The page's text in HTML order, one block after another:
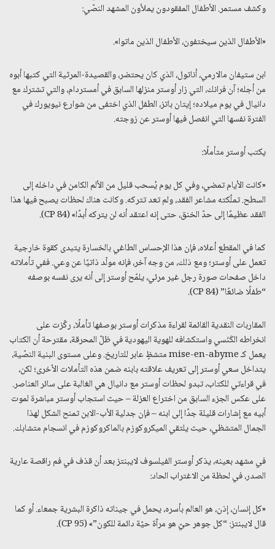
وكشف مستمر. الأطفال المفقودون يملأون المشهد النصّي:
«الأطفال الذين سيختفون، الأطفال الذين ماتوا».
ابن ستيفان مالارمي، أناتول، الذي كان يحتضر، والقصيدة-المرثية التي كتبها أبوه
من أجله؛ آن فرانك، التي زار أوستر منزلها السابق في أمستردام، والتي تشترك مع
دانيال في يوم ميلاده؛ إيتان باتز، الطفل الذي اختفى من شوارع نيويورك في
الفترة نفسها التي انفصل فيها أوستر عن زوجته.
يكتب أوستر متأملًا:
«كانت الأيام تمضي، وفي كل يوم يُسحب قليل من الألم الكامن في داخله إلى
السطح. تملّكته مشاعر الفقد، ولم تعد تتركه. وكانت هناك لحظات يصبح فيها هذا
الفقد عظيمًا إلى حدّ الخنق، حتى إنه اعتقد أنه لن يتركه أبدًا» (CP 84).
كما في المقطع أعلاه، فإن هذا الإحساس الطاغي بالخسارة يتبدى كقوة خارجية
تعمل على أوستر؛ ومع ذلك، من وجه آخر، فإنه مولّد ذاتيًا عن وعي. ففي تأملاته
داخل صفحات صورة رجل غير مرئي، يلمّح أوستر إلى أنه يرى نفسه بوصفه
“طفلًا ضائعًا” (CP 84).
المقاربات النقدية القائمة لقراءة مذكرات أوستر بوصفها تأملًا، ركّزت على
انخراطه الكَنَسي واستكشافه للهوية اليهودية في ظلّ المحرقة، مقترحة أن الكتاب
يعمل كـ mise-en-abyme متشظٍ عابر للتاريخ. وعلى مستوى البنية النصّية،
يتداخل سعي أوستر إلى تعريف علاقته بابنه ضمن هذه التأملات الأخرى؛ لكن،
في قراءتي للكتاب، تبدو لحظات أوستر مع دانيال هي الغالبة على سائر العناصر.
على عكس الجزء السابق من اختراع العزلة – حيث استجاب أوستر مباشرة لموت
أبيه مع إشارات قليلة جدًا إلى ابنه – فإن جدلية الأب-الابن تمنح الشكل لهذا
الجمال المتشظي، حيث يلتقي الميكروكوزم بالماكروكوزم في انسجام متشابك.
في مشهد بعينه، يذكر أوستر الفيلسوف لايبنتز بعد أن قذف في فم راقصة عارية
الصدر، في لحظة من الاغتراب الحاد:
«كل إنسان، إذن، هو العالم بأسره، يحمل في جيناته ذاكرة البشرية جمعاء. أو كما
قال لايبنتز: “كل جوهر حيّ هو مرآة حيّة دائمة للكون”» (CP 95).